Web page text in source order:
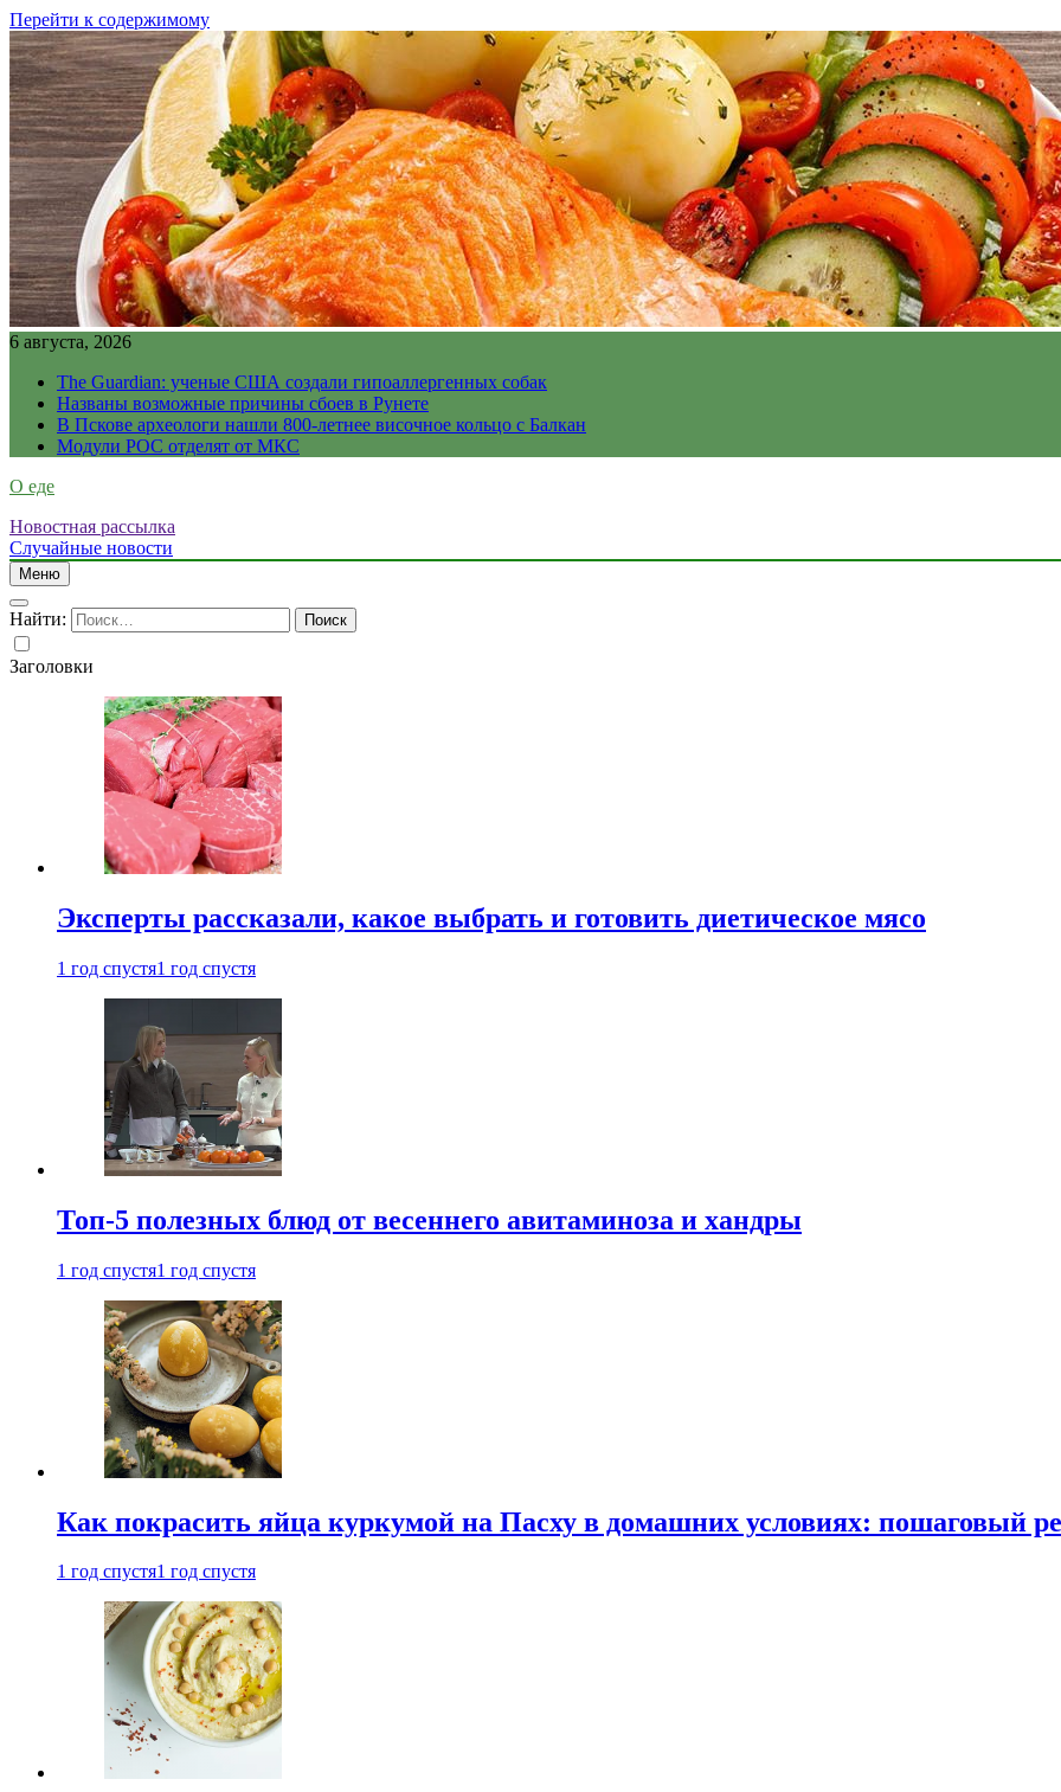
Перейти к содержимому
6 августа, 2026
The Guardian: ученые США создали гипоаллергенных собак
Названы возможные причины сбоев в Рунете
В Пскове археологи нашли 800-летнее височное кольцо с Балкан
Модули РОС отделят от МКС
О еде
Новостная рассылка
Случайные новости
Меню
Найти:
Заголовки
Эксперты рассказали, какое выбрать и готовить диетическое мясо
1 год спустя1 год спустя
Топ-5 полезных блюд от весеннего авитаминоза и хандры
1 год спустя1 год спустя
Как покрасить яйца куркумой на Пасху в домашних условиях: пошаговый
1 год спустя1 год спустя